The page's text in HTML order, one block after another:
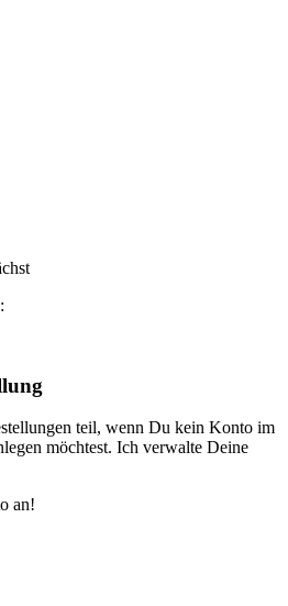
teil, wenn Du kein Konto im
möchtest. Ich verwalte Deine
an!